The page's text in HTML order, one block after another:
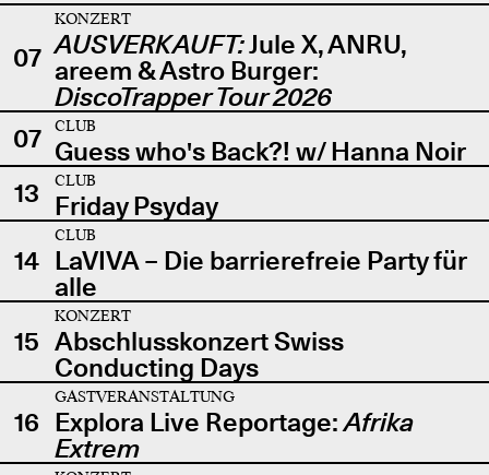
07
KONZERT
AUSVERKAUFT:Jule X, ANRU,
areem & Astro Burger:
DiscoTrapper Tour 2026
07
CLUB
Guess who's Back?! w/ Hanna Noir
13
CLUB
Friday Psyday
14
CLUB
LaVIVA – Die barrierefreie Party für
alle
15
KONZERT
Abschlusskonzert Swiss
Conducting Days
16
GASTVERANSTALTUNG
Explora Live Reportage:Afrika
Extrem